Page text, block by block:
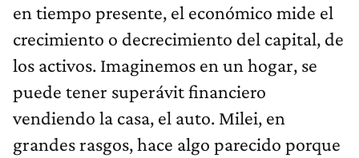
en tiempo presente, el económico mide el
crecimiento o decrecimiento del capital, de
los activos. Imaginemos en un hogar, se
puede tener superávit financiero
vendiendo la casa, el auto. Milei, en
grandes rasgos, hace algo parecido porque